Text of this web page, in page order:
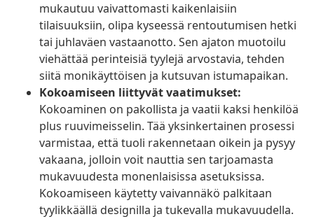
mukautuu vaivattomasti kaikenlaisiin
tilaisuuksiin, olipa kyseessä rentoutumisen hetki
tai juhlaväen vastaanotto. Sen ajaton muotoilu
viehättää perinteisiä tyylejä arvostavia, tehden
siitä monikäyttöisen ja kutsuvan istumapaikan.
Kokoamiseen liittyvät vaatimukset:
Kokoaminen on pakollista ja vaatii kaksi henkilöä
plus ruuvimeisselin. Tää yksinkertainen prosessi
varmistaa, että tuoli rakennetaan oikein ja pysyy
vakaana, jolloin voit nauttia sen tarjoamasta
mukavuudesta monenlaisissa asetuksissa.
Kokoamiseen käytetty vaivannäkö palkitaan
tyylikkäällä designilla ja tukevalla mukavuudella.